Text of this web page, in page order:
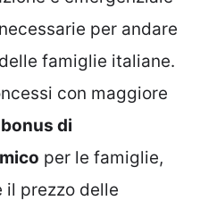
per andare
famiglie italiane.
con maggiore
di
per le famiglie,
il prezzo delle